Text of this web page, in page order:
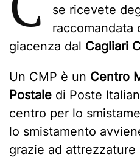
se ricevete
raccomandata
giacenza dal Cagliari
Un CMP è un Centro
Postale di Poste
centro per lo
lo smistamento
grazie ad attrezzature